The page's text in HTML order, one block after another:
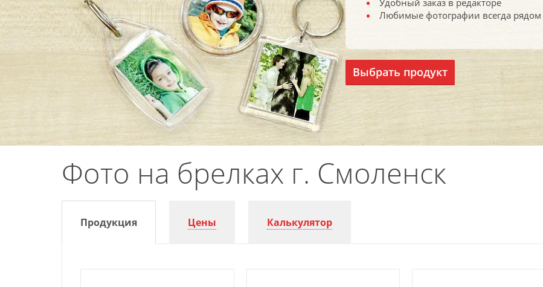
Удобный заказ в редакторе
Любимые фотографии всегда рядом
Выбрать продукт
Фото на брелках г. Смоленск
Продукция Цены Калькулятор